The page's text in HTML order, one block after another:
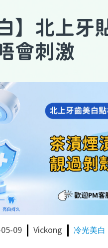
】 北上牙
會刺激
09 Vickong 冷光美白